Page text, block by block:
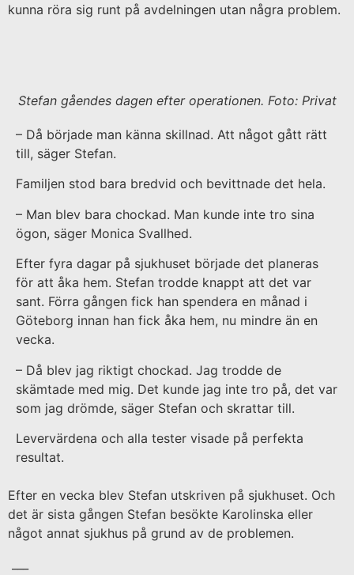
kunna röra sig runt på avdelningen utan några problem.
Stefan gåendes dagen efter operationen. Foto: Privat
– Då började man känna skillnad. Att något gått rätt
till, säger Stefan.
Familjen stod bara bredvid och bevittnade det hela.
– Man blev bara chockad. Man kunde inte tro sina
ögon, säger Monica Svallhed.
Efter fyra dagar på sjukhuset började det planeras
för att åka hem. Stefan trodde knappt att det var
sant. Förra gången fick han spendera en månad i
Göteborg innan han fick åka hem, nu mindre än en
vecka.
– Då blev jag riktigt chockad. Jag trodde de
skämtade med mig. Det kunde jag inte tro på, det var
som jag drömde, säger Stefan och skrattar till.
Levervärdena och alla tester visade på perfekta
resultat.
Efter en vecka blev Stefan utskriven på sjukhuset. Och
det är sista gången Stefan besökte Karolinska eller
något annat sjukhus på grund av de problemen.